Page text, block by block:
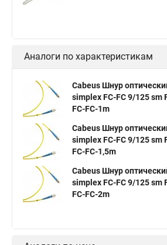
Аналоги по характеристикам
Cabeus Шнур
simplex FC-FC 9/125 sm
FC-FC-1m
Cabeus Шнур
simplex FC-FC 9/125 sm
FC-FC-1,5m
Cabeus Шнур
simplex FC-FC 9/125 sm
FC-FC-2m